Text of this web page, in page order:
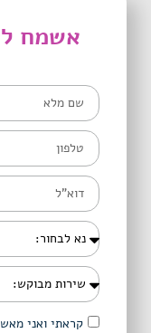
אשמח
קראתי ואני